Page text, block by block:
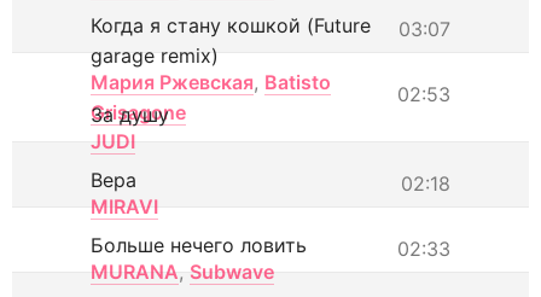
03:07
Когда я стану кошкой (Future
garage remix)
Мария Ржевская, Batisto
Grisagone
02:53
За душу
JUDI
02:18
Вера
MIRAVI
02:33
Больше нечего ловить
MURANA, Subwave